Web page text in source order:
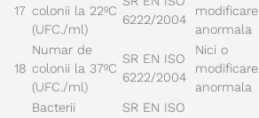
17 colonii la 22ºC
(UFC./ml)
6222/2004
modificare
anormala
18
Numar de
colonii la 37ºC
(UFC./ml)
SR EN ISO
6222/2004
Nici o
modificare
anormala
Bacterii
SR EN ISO